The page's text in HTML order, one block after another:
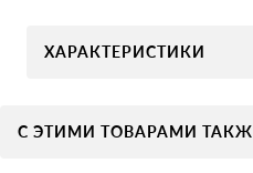
ХАРАКТЕРИСТИКИ
С ЭТИМИ ТОВАРАМИ